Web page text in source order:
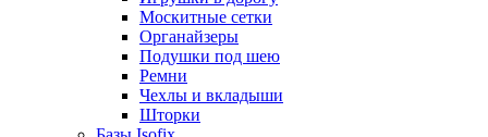
Москитные сетки
Органайзеры
Подушки под шею
Ремни
Чехлы и вкладыши
Шторки